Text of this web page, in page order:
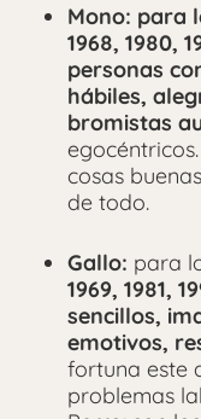
Mono: para
1968, 1980,
personas
hábiles,
bromistas
cosas
de todo.
Gallo: para
1969, 1981,
sencillos,
emotivos,
fortuna este
problemas